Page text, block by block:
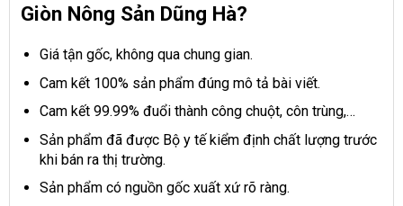
Giòn Nông Sản Dũng Hà?
Giá tận gốc, không qua chung gian.
Cam kết 100% sản phẩm đúng mô tả bài viết.
Cam kết 99.99% đuổi thành công chuột, côn trùng,…
Sản phẩm đã được Bộ y tế kiểm định chất lượng trước
khi bán ra thị trường.
Sản phẩm có nguồn gốc xuất xứ rõ ràng.